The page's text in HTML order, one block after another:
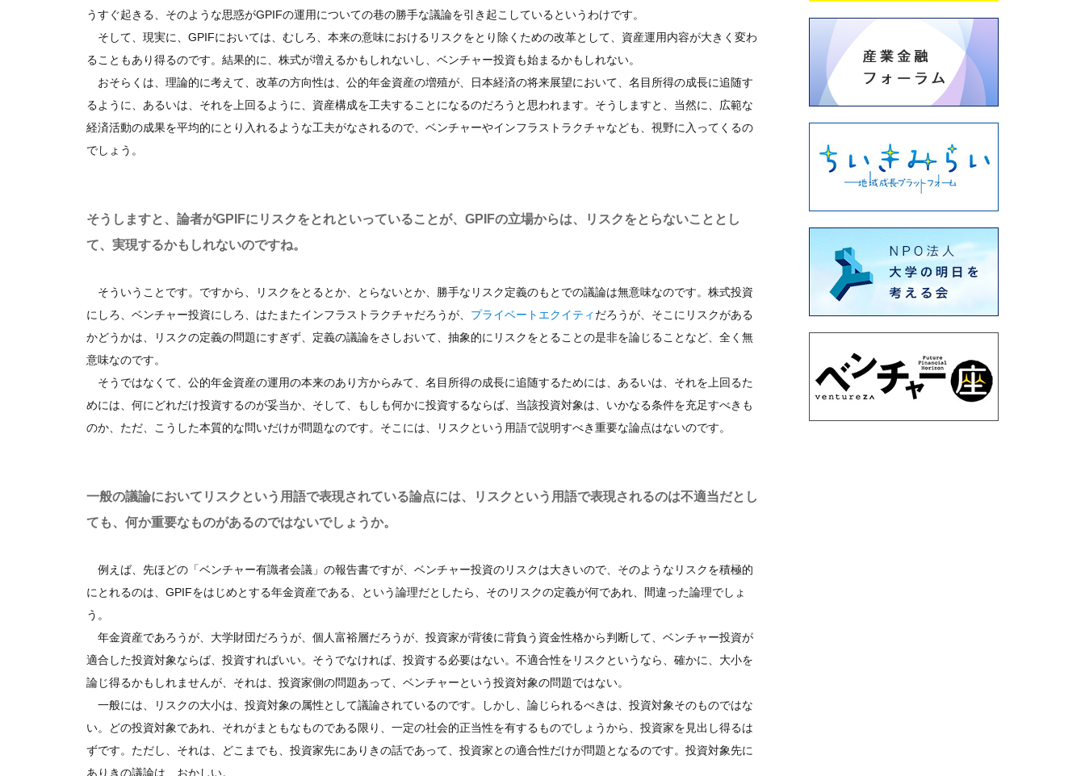
うすぐ起きる、そのような思惑がGPIFの運用についての巷の勝手な議論を引き起こしているというわけです。
そして、現実に、GPIFにおいては、むしろ、本来の意味におけるリスクをとり除くための改革として、資産運用内容が大きく変わ
ることもあり得るのです。結果的に、株式が増えるかもしれないし、ベンチャー投資も始まるかもしれない。
おそらくは、理論的に考えて、改革の方向性は、公的年金資産の増殖が、日本経済の将来展望において、名目所得の成長に追随す
るように、あるいは、それを上回るように、資産構成を工夫することになるのだろうと思われます。そうしますと、当然に、広範な
経済活動の成果を平均的にとり入れるような工夫がなされるので、ベンチャーやインフラストラクチャなども、視野に入ってくるの
でしょう。
そうしますと、論者がGPIFにリスクをとれといっていることが、GPIFの立場からは、リスクをとらないこととし
て、実現するかもしれないのですね。
そういうことです。ですから、リスクをとるとか、とらないとか、勝手なリスク定義のもとでの議論は無意味なのです。株式投資
にしろ、ベンチャー投資にしろ、はたまたインフラストラクチャだろうが、 プライベートエクイティ だろうが、そこにリスクがある
かどうかは、リスクの定義の問題にすぎず、定義の議論をさしおいて、抽象的にリスクをとることの是非を論じることなど、全く無
意味なのです。
そうではなくて、公的年金資産の運用の本来のあり方からみて、名目所得の成長に追随するためには、あるいは、それを上回るた
めには、何にどれだけ投資するのが妥当か、そして、もしも何かに投資するならば、当該投資対象は、いかなる条件を充足すべきも
のか、ただ、こうした本質的な問いだけが問題なのです。そこには、リスクという用語で説明すべき重要な論点はないのです。
一般の議論においてリスクという用語で表現されている論点には、リスクという用語で表現されるのは不適当だとし
ても、何か重要なものがあるのではないでしょうか。
例えば、先ほどの「ベンチャー有識者会議」の報告書ですが、ベンチャー投資のリスクは大きいので、そのようなリスクを積極的
にとれるのは、GPIFをはじめとする年金資産である、という論理だとしたら、そのリスクの定義が何であれ、間違った論理でしょ
う。
年金資産であろうが、大学財団だろうが、個人富裕層だろうが、投資家が背後に背負う資金性格から判断して、ベンチャー投資が
適合した投資対象ならば、投資すればいい。そうでなければ、投資する必要はない。不適合性をリスクというなら、確かに、大小を
論じ得るかもしれませんが、それは、投資家側の問題あって、ベンチャーという投資対象の問題ではない。
一般には、リスクの大小は、投資対象の属性として議論されているのです。しかし、論じられるべきは、投資対象そのものではな
い。どの投資対象であれ、それがまともなものである限り、一定の社会的正当性を有するものでしょうから、投資家を見出し得るは
ずです。ただし、それは、どこまでも、投資家先にありきの話であって、投資家との適合性だけが問題となるのです。投資対象先に
ありきの議論は、おかしい。